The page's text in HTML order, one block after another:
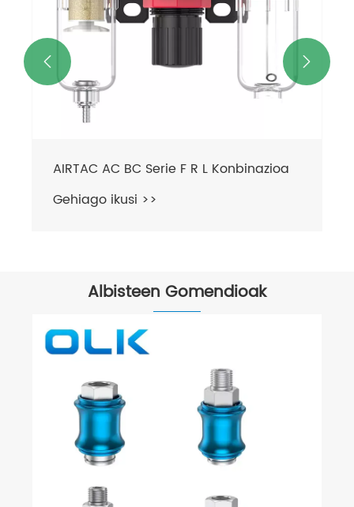
 
Albisteen Gomendioak
Zhejiang Oualeikai Pneumatic Co., Ltd.,
Bederatzigarren Jaialdi Bero
Bederatzigarren Jaialdirako.
Gehiago ikusi >>